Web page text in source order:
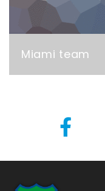
Miami team